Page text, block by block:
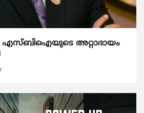
എസ്ബിഐയുടെ അറ്റാദായം